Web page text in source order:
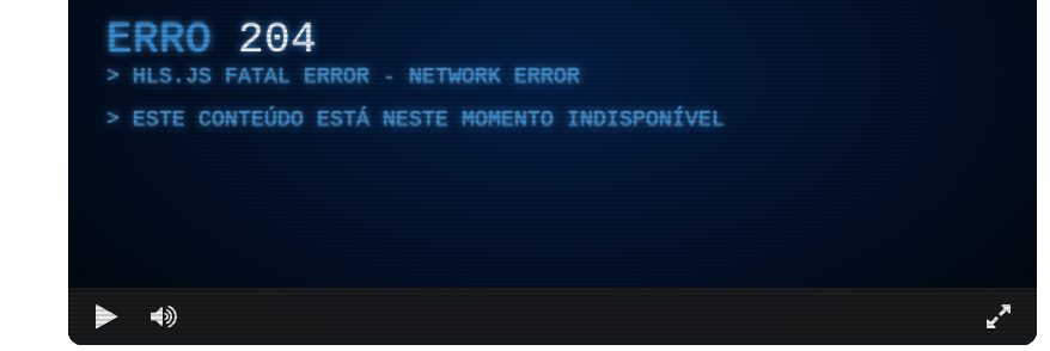
ERRO 204
HLS.JS FATAL ERROR - NETWORK ERROR
ESTE CONTEÚDO ESTÁ NESTE MOMENTO INDISPONÍVEL